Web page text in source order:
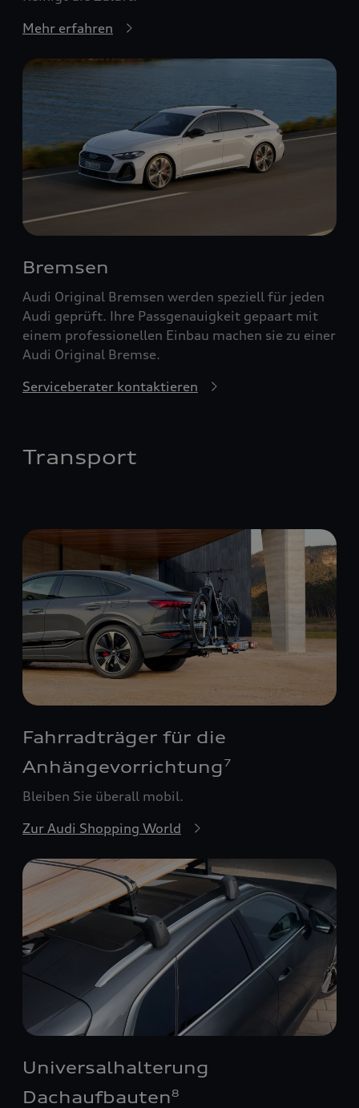
Mehr erfahren
Bremsen
Audi Original Bremsen werden speziell für jeden
Audi geprüft. Ihre Passgenauigkeit gepaart mit
einem professionellen Einbau machen sie zu einer
Audi Original Bremse.
Serviceberater kontaktieren
Transport
Fahrradträger für die
Anhängevorrichtung 7
Bleiben Sie überall mobil.
Zur Audi Shopping World
Universalhalterung
Dachaufbauten8